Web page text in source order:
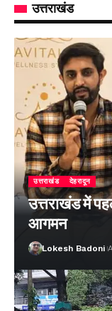
उत्तराखंड
उत्तराखंड देहरादून
उत्तराखंड में
आगमन
Lokesh Badoni